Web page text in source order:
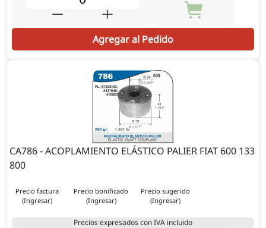
Agregar al Pedido
CA786 - ACOPLAMIENTO ELÁSTICO PALIER FIAT 600 133
800
Precio factura
(Ingresar)
Precio bonificado
(Ingresar)
Precio sugerido
(Ingresar)
Precios expresados con IVA incluido